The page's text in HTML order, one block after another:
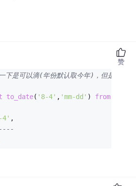
是可以滴(年份默认取今年)，但是：你
to_date( '8-4' , 'mm-dd' ) from
4' ,
赞